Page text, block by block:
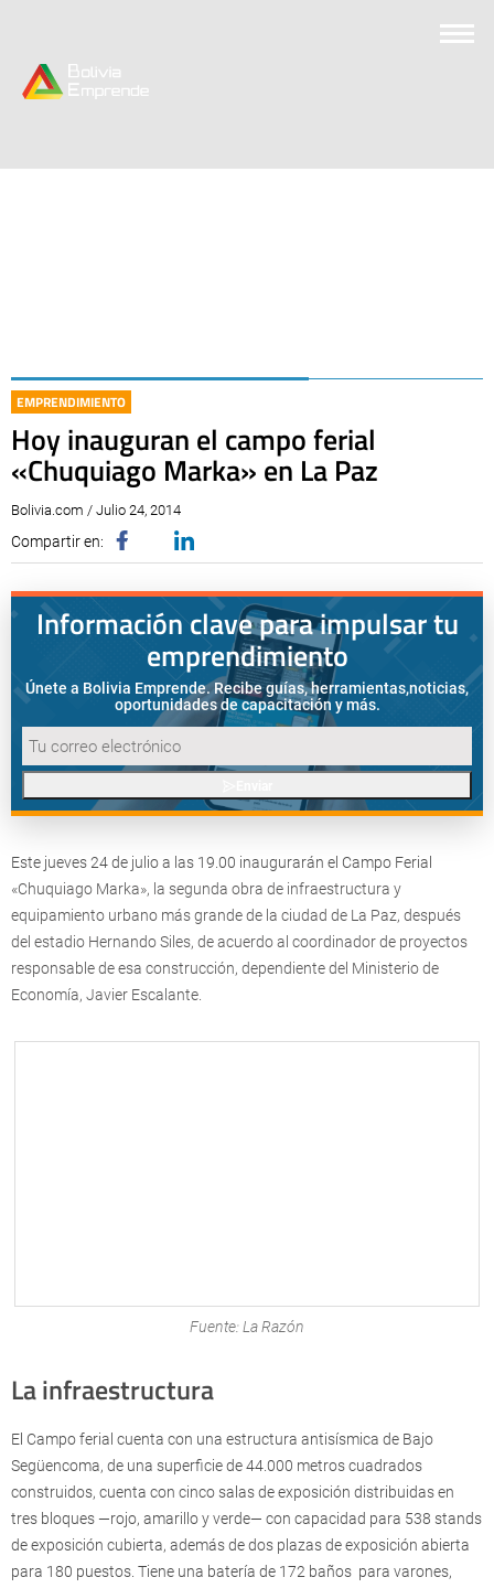
EMPRENDIMIENTO
Hoy inauguran el campo ferial
«Chuquiago Marka» en La Paz
Bolivia.com / Julio 24, 2014
Compartir en:
Información clave para impulsar tu
emprendimiento
Únete a Bolivia Emprende. Recibe guías, herramientas,noticias,
oportunidades de capacitación y más.
Este jueves 24 de julio a las 19.00 inaugurarán el Campo Ferial
«Chuquiago Marka», la segunda obra de infraestructura y
equipamiento urbano más grande de la ciudad de La Paz, después
del estadio Hernando Siles, de acuerdo al coordinador de proyectos
responsable de esa construcción, dependiente del Ministerio de
Economía, Javier Escalante.
Fuente: La Razón
La infraestructura
El Campo ferial cuenta con una estructura antisísmica de Bajo
Següencoma, de una superficie de 44.000 metros cuadrados
construidos, cuenta con cinco salas de exposición distribuidas en
tres bloques —rojo, amarillo y verde— con capacidad para 538 stands
de exposición cubierta, además de dos plazas de exposición abierta
para 180 puestos. Tiene una batería de 172 baños para varones,